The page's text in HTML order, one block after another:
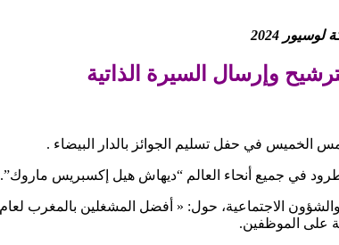
2024
في جميع أنحاء العالم “ديهاش هيل إكسبريس ماروك”.
على الموظفين.